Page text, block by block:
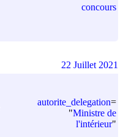
concours
autorite_delegation=
"Ministre de
l'intérieur"
22 Juillet 2021